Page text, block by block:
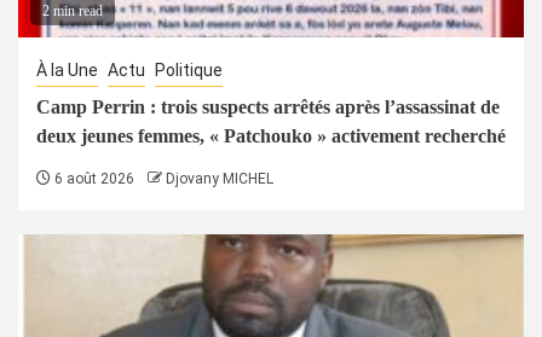
2 min read
À la Une Actu Politique
Camp Perrin : trois suspects arrêtés après l’assassinat de
deux jeunes femmes, « Patchouko » activement recherché
6 août 2026 Djovany MICHEL